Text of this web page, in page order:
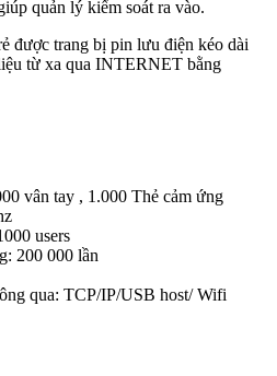
quản lý kiểm soát ra vào.
được trang bị pin lưu điện kéo dài
từ xa qua INTERNET bằng
vân tay , 1.000 Thẻ cảm ứng
users
200 000 lần
qua: TCP/IP/USB host/ Wifi